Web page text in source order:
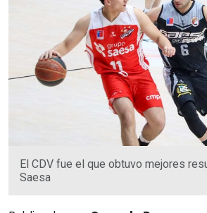
El CDV fue el que obtuvo mejores
Saesa